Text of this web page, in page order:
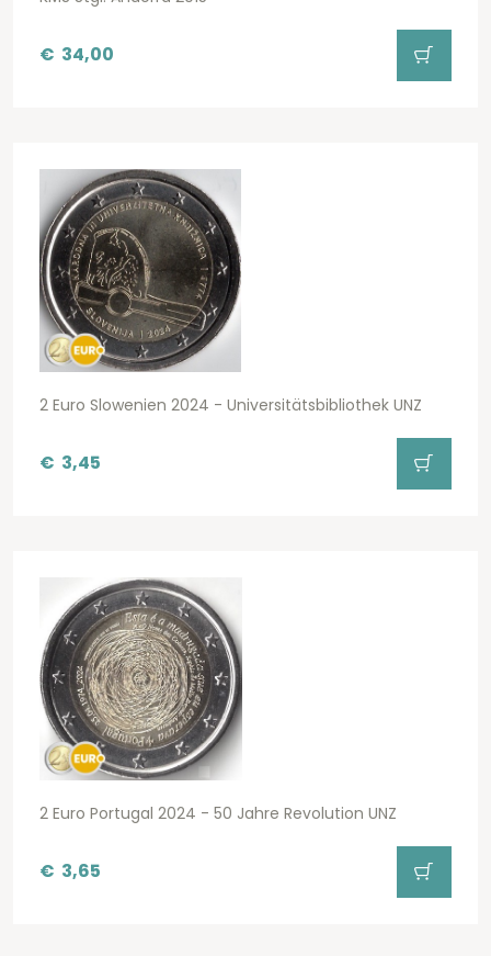
€ 34,00
2 Euro Slowenien 2024 - Universitätsbibliothek UNZ
€ 3,45
2 Euro Portugal 2024 - 50 Jahre Revolution UNZ
€ 3,65